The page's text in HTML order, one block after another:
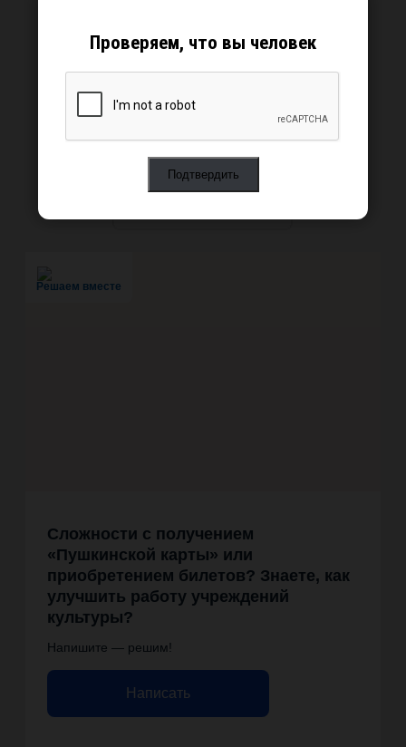
Решаем вместе
Сложности с получением
«Пушкинской карты» или
приобретением билетов? Знаете, как
улучшить работу учреждений
культуры?
Напишите — решим!
Написать
Проверяем, что вы человек